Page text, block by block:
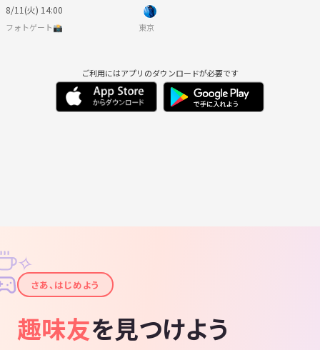
8/11(火) 14:00
フォトゲート📸 東京
ご利用にはアプリのダウンロードが必要です
✦
✧
さあ、はじめよう
趣味友を見つけよう